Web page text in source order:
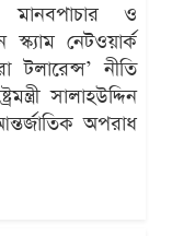
মানবপাচার ও
স্ক্যাম নেটওয়ার্ক
নীতি
সালাহউদ্দিন
অপরাধ